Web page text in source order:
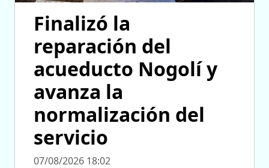
Finalizó la
reparación del
acueducto Nogolí y
avanza la
normalización del
servicio
07/08/2026 18:02